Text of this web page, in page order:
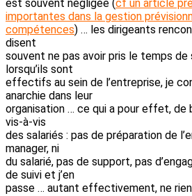
est souvent négligée (cf un article
importantes dans la gestion
compétences) … les dirigeants
disent
souvent ne pas avoir pris le temps de
lorsqu’ils sont
effectifs au sein de l’entreprise, je
anarchie dans leur
organisation … ce qui a pour effet, de
vis-à-vis
des salariés : pas de préparation de
manager, ni
du salarié, pas de support, pas
de suivi et j’en
passe … autant effectivement, ne